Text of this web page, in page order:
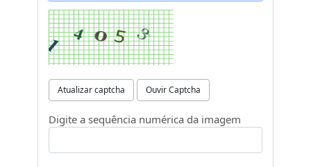
Atualizar captcha Ouvir Captcha
Digite a sequência numérica da imagem